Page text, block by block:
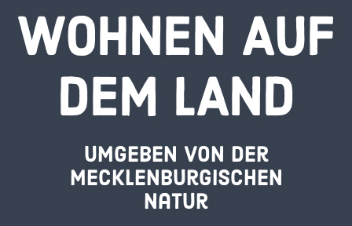
WOHNEN AUF
DEM LAND
umgeben von der
mecklenburgischen
Natur